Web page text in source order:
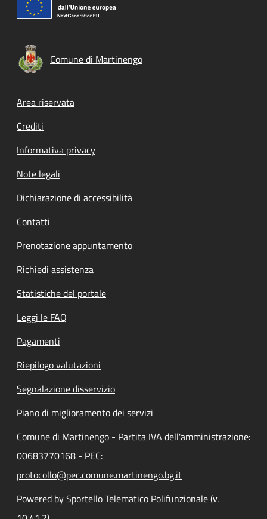
Comune di Martinengo
Footer menu
Area riservata
Crediti
Informativa privacy
Note legali
Dichiarazione di accessibilità
Contatti
Prenotazione appuntamento
Richiedi assistenza
Statistiche del portale
Leggi le FAQ
Pagamenti
Riepilogo valutazioni
Segnalazione disservizio
Piano di miglioramento dei servizi
Comune di Martinengo - Partita IVA dell'amministrazione:
00683770168 - PEC:
protocollo@pec.comune.martinengo.bg.it
Powered by Sportello Telematico Polifunzionale (v.